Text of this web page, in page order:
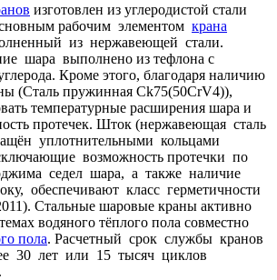
изготовлен из углеродистой стали
рабочим элементом крана
из нержавеющей стали.
шара выполнено из тефлона с
Кроме этого, благодаря наличию
(Сталь пружинная Ck75(50CrV4)),
температурные расширения шара и
протечек. Шток (нержавеющая сталь
уплотнительными кольцами
возможность протечки по
седел шара, а также наличие
обеспечивают класс герметичности
Стальные шаровые краны активно
водяного тёплого пола совместно
пола. Расчетный срок службы кранов
30 лет или 15 тысяч циклов